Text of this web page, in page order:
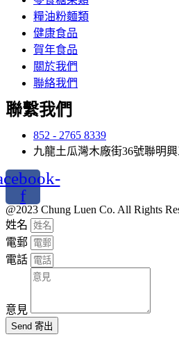
糧油粉麵類
健康食品
賀年食品
關於我們
聯絡我們
聯繫我們
852 - 2765 8339
九龍土瓜灣木廠街36號聯明
f
@2023 Chung Luen Co. All Rights
姓名
電郵
電話
意見
Send 寄出